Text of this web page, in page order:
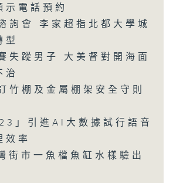
示電話預約
會 李家超指北都大學城
型
蹤男子 大美督對開海面
治
棚及金屬棚架安全守則
」引進AI大數據試行語音
效率
市一魚檔魚缸水樣驗出